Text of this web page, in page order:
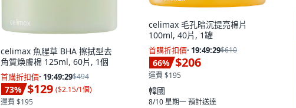
celimax 魚腥草 BHA 擦拭型去
角質煥膚棉 125ml, 60片, 1個
首購折扣價· 19:49:28$494
73% $129 ($2.15/1個)
運費 $195
celimax 毛孔暗沉提亮棉片
100ml, 40片, 1罐
首購折扣價· 19:49:28$610
66% $206
運費 $195
韓國
8/10 星期一預計送達